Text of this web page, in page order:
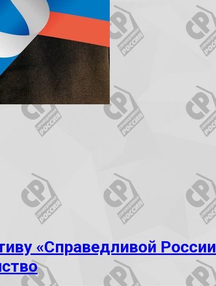
«Справедливой